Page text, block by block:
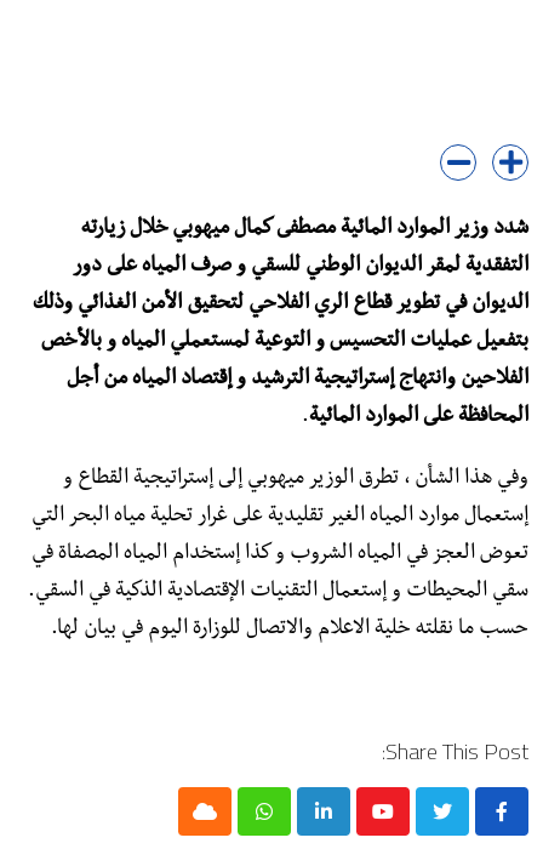
شدد وزير الموارد المائية مصطفى كمال ميهوبي خلال زيارته
التفقدية لمقر الديوان الوطني للسقي و صرف المياه على دور
الديوان في تطوير قطاع الري الفلاحي لتحقيق الأمن الغذائي وذلك
بتفعيل عمليات التحسيس و التوعية لمستعملي المياه و بالأخص
الفلاحين وانتهاج إستراتيجية الترشيد و إقتصاد المياه من أجل
المحافظة على الموارد المائية.
وفي هذا الشأن ، تطرق الوزير ميهوبي إلى إستراتيجية القطاع و
إستعمال موارد المياه الغير تقليدية على غرار تحلية مياه البحر التي
تعوض العجز في المياه الشروب و كذا إستخدام المياه المصفاة في
سقي المحيطات و إستعمال التقنيات الإقتصادية الذكية في السقي.
حسب ما نقلته خلية الاعلام والاتصال للوزارة اليوم في بيان لها.
Share This Post:
Youtube
LinkedIn
Whatsapp
Cloud